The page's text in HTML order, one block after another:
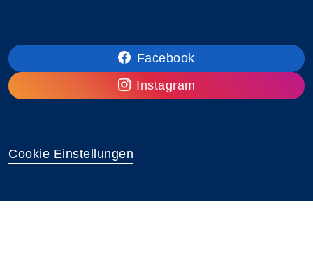
Facebook
Instagram
Cookie Einstellungen